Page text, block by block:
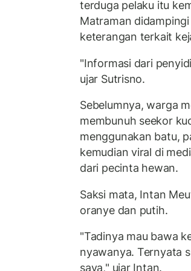
terduga pelaku itu
Matraman
keterangan terkait
"Informasi dari
ujar Sutrisno.
Sebelumnya, warga
membunuh seekor
menggunakan batu,
kemudian viral di
dari pecinta hewan.
Saksi mata, Intan
oranye dan putih.
"Tadinya mau bawa
nyawanya. Ternyata
saya," ujar Intan.